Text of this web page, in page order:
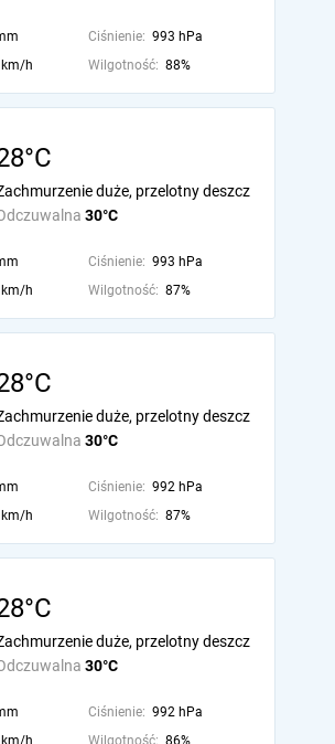
Ciśnienie: 993 hPa
h Wilgotność: 88%
30°C
duże, przelotny deszcz
Ciśnienie: 993 hPa
h Wilgotność: 87%
30°C
duże, przelotny deszcz
Ciśnienie: 992 hPa
h Wilgotność: 87%
30°C
duże, przelotny deszcz
Ciśnienie: 992 hPa
h Wilgotność: 86%